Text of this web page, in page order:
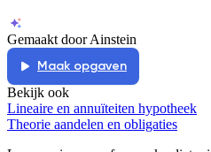
Gemaakt door Ainstein
Maak opgaven
Bekijk ook
Lineaire en annuïteiten hypotheek
Theorie aandelen en obligaties